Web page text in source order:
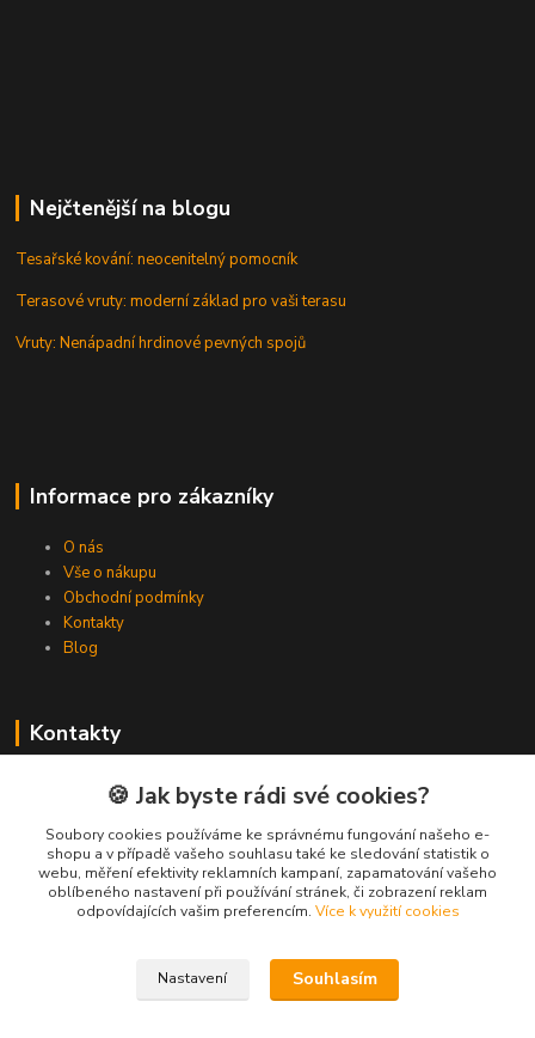
Nejčtenější na blogu
Tesařské kování: neocenitelný pomocník
Terasové vruty: moderní základ pro vaši terasu
Vruty: Nenápadní hrdinové pevných spojů
Informace pro zákazníky
O nás
Vše o nákupu
Obchodní podmínky
Kontakty
Blog
Kontakty
Zákaznická podpora Spojovat.cz
+420 606 036 459
(PO-PÁ, 8-16 hod.)
info@spojovat.cz
🍪 Jak byste rádi své cookies?
Soubory cookies používáme ke správnému fungování našeho e-
shopu a v případě vašeho souhlasu také ke sledování statistik o
webu, měření efektivity reklamních kampaní, zapamatování vašeho
oblíbeného nastavení při používání stránek, či zobrazení reklam
odpovídajících vašim preferencím. Více k využití cookies
Nastavení Souhlasím